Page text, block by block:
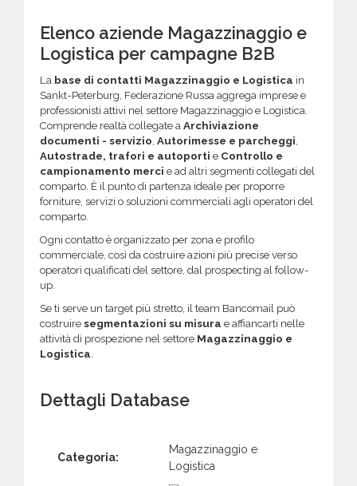
Elenco aziende Magazzinaggio e
Logistica per campagne B2B
La base di contatti Magazzinaggio e Logistica in
Sankt-Peterburg, Federazione Russa aggrega imprese e
professionisti attivi nel settore Magazzinaggio e Logistica.
Comprende realtà collegate a Archiviazione
documenti - servizio, Autorimesse e parcheggi,
Autostrade, trafori e autoporti e Controllo e
campionamento merci e ad altri segmenti collegati del
comparto. È il punto di partenza ideale per proporre
forniture, servizi o soluzioni commerciali agli operatori del
comparto.
Ogni contatto è organizzato per zona e profilo
commerciale, così da costruire azioni più precise verso
operatori qualificati del settore, dal prospecting al follow-
up.
Se ti serve un target più stretto, il team Bancomail può
costruire segmentazioni su misura e affiancarti nelle
attività di prospezione nel settore Magazzinaggio e
Logistica.
Dettagli Database
Categoria:
Magazzinaggio e
Logistica